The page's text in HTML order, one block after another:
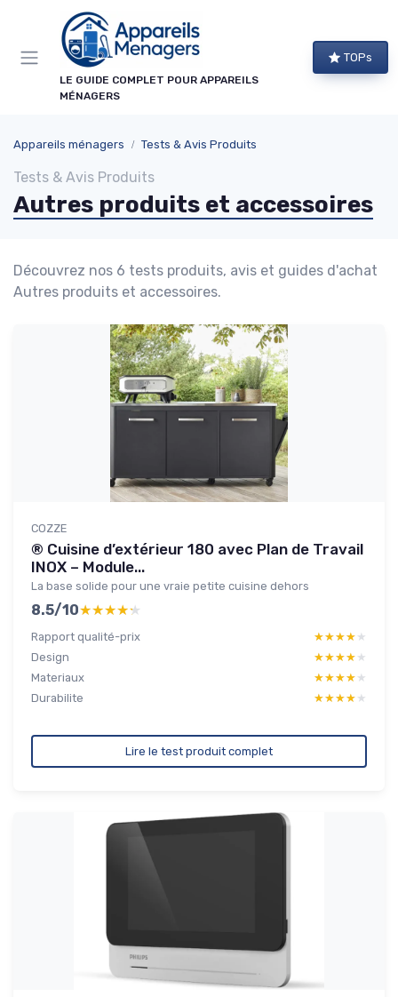
LE GUIDE COMPLET POUR APPAREILS
MÉNAGERS
TOPs
Appareils ménagers Tests & Avis Produits
Tests & Avis Produits
Autres produits et accessoires
Découvrez nos 6 tests produits, avis et guides d'achat
Autres produits et accessoires.
COZZE
® Cuisine d’extérieur 180 avec Plan de Travail
INOX – Module...
La base solide pour une vraie petite cuisine dehors
8.5/10★★★★★
★★★★★
Rapport qualité-prix ★★★★★
★★★★★
Design
★★★★★
★★★★★
Materiaux
★★★★★
★★★★★
Durabilite
★★★★★
★★★★★
Lire le test produit complet
Panneau de gestion des cookies